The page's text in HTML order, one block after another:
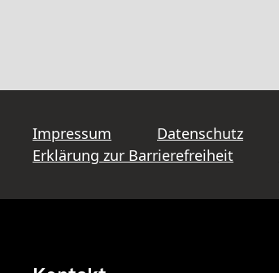
Impressum
Datenschutz
Erklärung zur Barrierefreiheit